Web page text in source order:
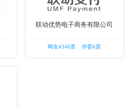
联动优势电子商务有限公司
网友4346票 评委6票